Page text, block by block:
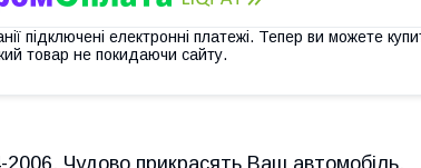
підключені електронні платежі. Тепер ви можете
товар не покидаючи сайту.
Чудово прикрасять Ваш автомобіль.